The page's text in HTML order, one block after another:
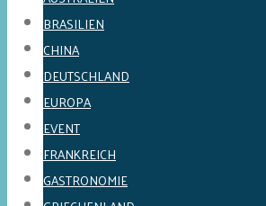
BRASILIEN
CHINA
DEUTSCHLAND
EUROPA
EVENT
FRANKREICH
GASTRONOMIE